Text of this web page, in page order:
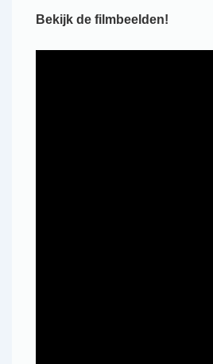
Bekijk de filmbeelden!